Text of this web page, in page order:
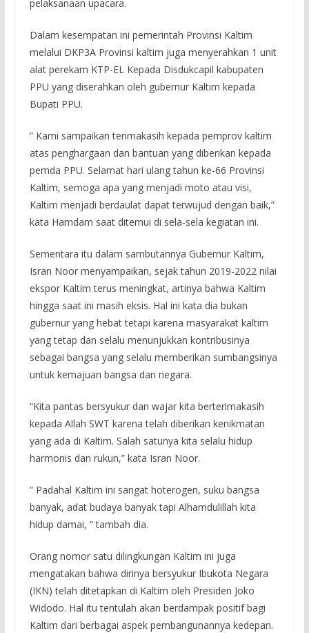
pelaksanaan upacara.
Dalam kesempatan ini pemerintah Provinsi Kaltim
melalui DKP3A Provinsi kaltim juga menyerahkan 1 unit
alat perekam KTP-EL Kepada Disdukcapil kabupaten
PPU yang diserahkan oleh gubernur Kaltim kepada
Bupati PPU.
” Kami sampaikan terimakasih kepada pemprov kaltim
atas penghargaan dan bantuan yang diberikan kepada
pemda PPU. Selamat hari ulang tahun ke-66 Provinsi
Kaltim, semoga apa yang menjadi moto atau visi,
Kaltim menjadi berdaulat dapat terwujud dengan baik,”
kata Hamdam saat ditemui di sela-sela kegiatan ini.
Sementara itu dalam sambutannya Gubernur Kaltim,
Isran Noor menyampaikan, sejak tahun 2019-2022 nilai
ekspor Kaltim terus meningkat, artinya bahwa Kaltim
hingga saat ini masih eksis. Hal ini kata dia bukan
gubernur yang hebat tetapi karena masyarakat kaltim
yang tetap dan selalu menunjukkan kontribusinya
sebagai bangsa yang selalu memberikan sumbangsinya
untuk kemajuan bangsa dan negara.
“Kita pantas bersyukur dan wajar kita berterimakasih
kepada Allah SWT karena telah diberikan kenikmatan
yang ada di Kaltim. Salah satunya kita selalu hidup
harmonis dan rukun,” kata Isran Noor.
” Padahal Kaltim ini sangat hoterogen, suku bangsa
banyak, adat budaya banyak tapi Alhamdulillah kita
hidup damai, ” tambah dia.
Orang nomor satu dilingkungan Kaltim ini juga
mengatakan bahwa dirinya bersyukur Ibukota Negara
(IKN) telah ditetapkan di Kaltim oleh Presiden Joko
Widodo. Hal itu tentulah akan berdampak positif bagi
Kaltim dari berbagai aspek pembangunannya kedepan.